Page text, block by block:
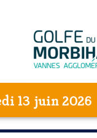
13 juin 2026